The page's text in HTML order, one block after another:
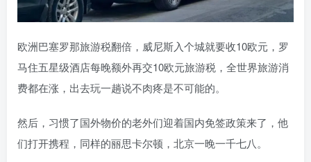
欧洲巴塞罗那旅游税翻倍，威尼斯入个城就要收10欧元，罗
马住五星级酒店每晚额外再交10欧元旅游税，全世界旅游消
费都在涨，出去玩一趟说不肉疼是不可能的。
然后，习惯了国外物价的老外们迎着国内免签政策来了，他
们打开携程，同样的丽思卡尔顿，北京一晚一千七八。